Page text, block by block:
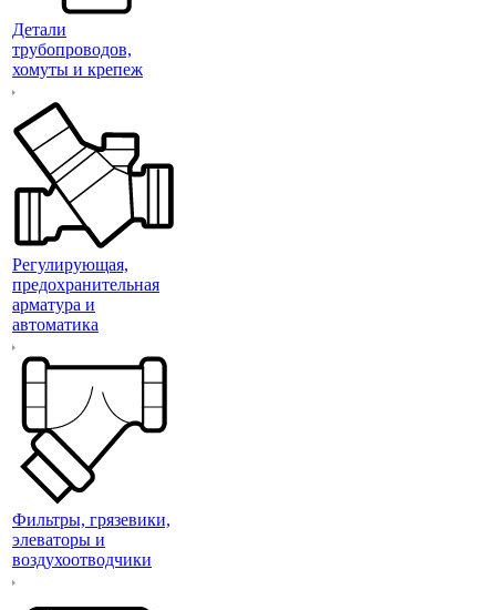
Детали
трубопроводов,
хомуты и крепеж
Регулирующая,
предохранительная
арматура и
автоматика
Фильтры, грязевики,
элеваторы и
воздухоотводчики